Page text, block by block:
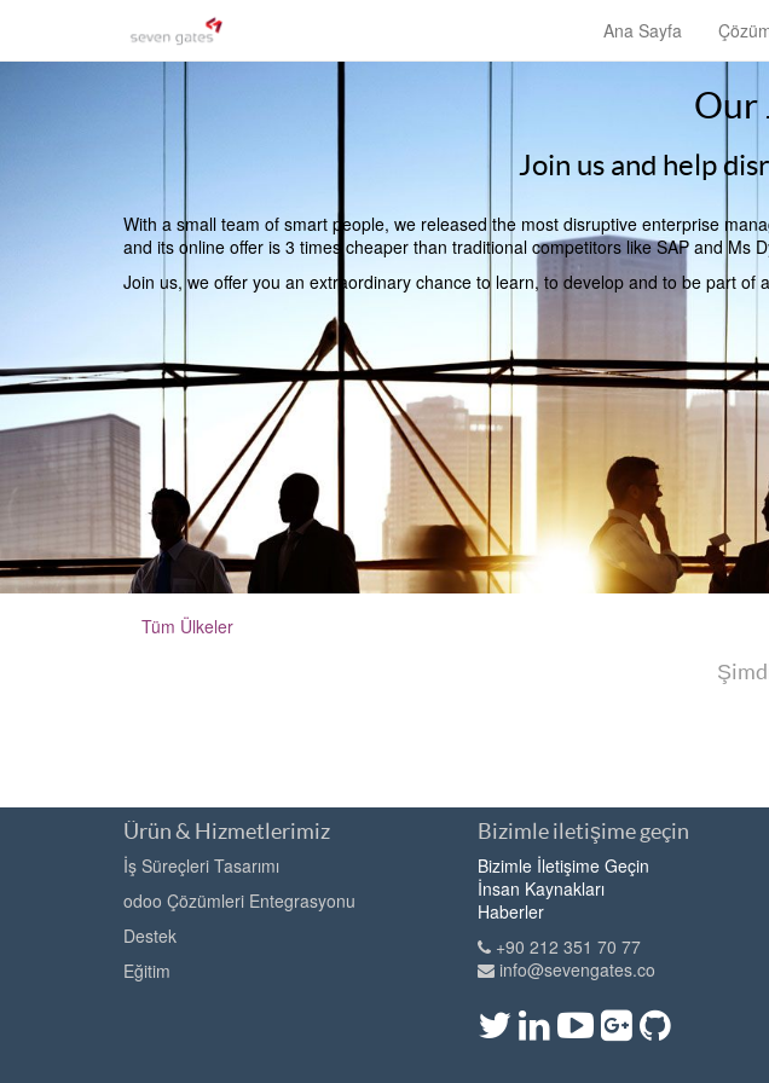
Ana Sayfa
Our
Join us and help
With a small team of smart people, we released the most disruptive enterprise
and its online offer is 3 times cheaper than traditional competitors like SAP and Ms
Join us, we offer you an extraordinary chance to learn, to develop and to be part of
Tüm Ülkeler
Ürün & Hizmetlerimiz
İş Süreçleri Tasarımı
odoo Çözümleri Entegrasyonu
Destek
Eğitim
Bizimle iletişime geçin
Bizimle İletişime Geçin
İnsan Kaynakları
Haberler
+90 212 351 70 77
info@sevengates.co